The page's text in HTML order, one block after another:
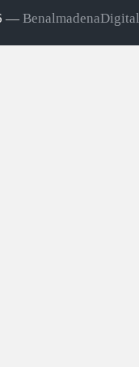
—BenalmadenaDigital